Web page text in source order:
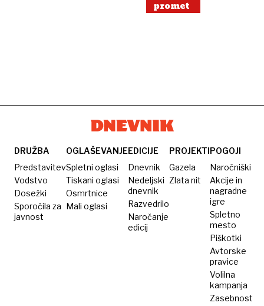
promet
DRUŽBA
Predstavitev
Vodstvo
Dosežki
Sporočila za
javnost
OGLAŠEVANJE
Spletni oglasi
Tiskani oglasi
Osmrtnice
Mali oglasi
EDICIJE
Dnevnik
Nedeljski
dnevnik
Razvedrilo
Naročanje
edicij
PROJEKTI
Gazela
Zlata nit
POGOJI
Naročniški
Akcije in
nagradne
igre
Spletno
mesto
Piškotki
Avtorske
pravice
Volilna
kampanja
Zasebnost